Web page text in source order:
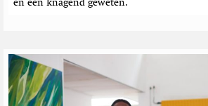
en een knagend geweten.